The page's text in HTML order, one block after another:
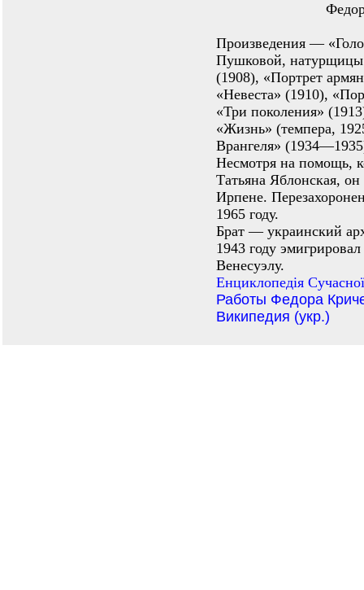
Произведения —
Пушковой, натурщицы
(1908), «Портрет
«Невеста» (1910),
«Три поколения»
«Жизнь» (темпера,
Врангеля»
Несмотря на помощь,
Татьяна Яблонская,
Ирпене.
1965 году.
Брат — украинский
1943 году
Венесуэлу.
Енциклопедiя
Работы Федора
Википедия (укр.)